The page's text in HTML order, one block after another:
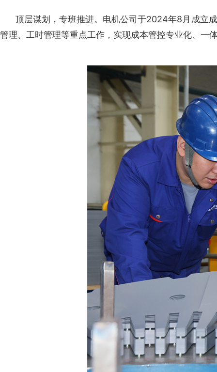
顶层谋划，专班推进。电机公司于2024年8月成立
管理、工时管理等重点工作，实现成本管控专业化、一